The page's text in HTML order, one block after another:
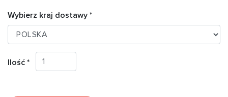
Wybierz kraj dostawy *
Ilość *